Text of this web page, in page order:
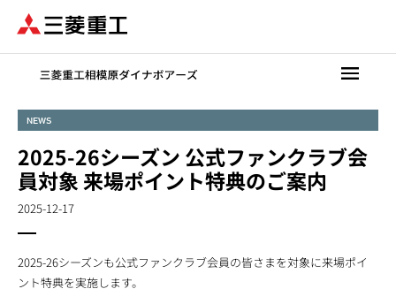
ン
NEWS
2025-26シーズン 公式ファンクラブ会
員対象 来場ポイント特典のご案内
2025-12-17
2025-26シーズンも公式ファンクラブ会員の皆さまを対象に来場ポイ
ント特典を実施します。